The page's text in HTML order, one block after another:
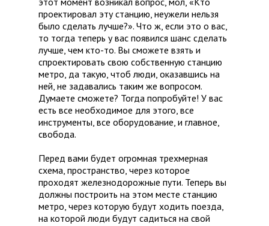
проектировал эту станцию, неужели нельзя
было сделать лучше?». Что ж, если это о вас,
то тогда теперь у вас появился шанс сделать
лучше, чем кто-то. Вы сможете взять и
спроектировать свою собственную станцию
метро, да такую, чтоб люди, оказавшись на
ней, не задавались таким же вопросом.
Думаете сможете? Тогда попробуйте! У вас
есть все необходимое для этого, все
инструменты, все оборудование, и главное,
свобода.
Перед вами будет огромная трехмерная
схема, пространство, через которое
проходят железнодорожные пути. Теперь вы
должны построить на этом месте станцию
метро, через которую будут ходить поезда,
на которой люди будут садиться на свой